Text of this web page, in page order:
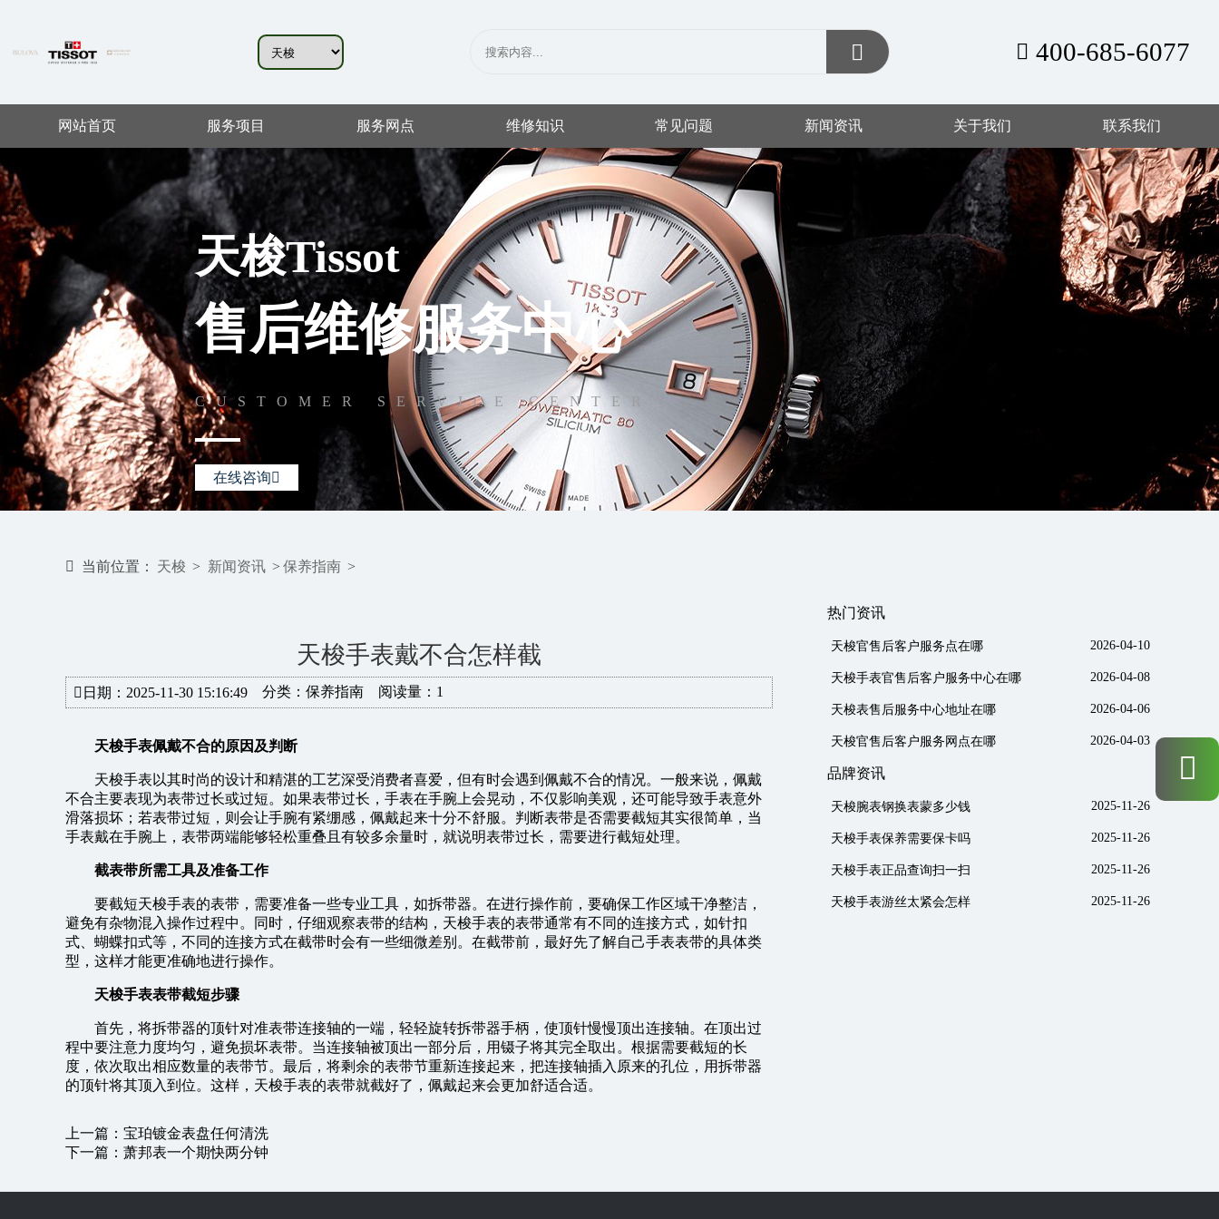
400-685-6077
网站首页 服务项目 服务网点 维修知识 常见问题 新闻资讯 关于我们 联系我们
天梭Tissot
售后维修服务中心
CUSTOMER SERVICE CENTER
在线咨询
当前位置： 天梭 > 新闻资讯 >保养指南 >
天梭手表戴不合怎样截
日期：2025-11-30 15:16:49 分类： 保养指南 阅读量：1
天梭手表佩戴不合的原因及判断
天梭手表以其时尚的设计和精湛的工艺深受消费者喜爱，但有时会遇到佩戴不合的情况。一般来说，佩戴
不合主要表现为表带过长或过短。如果表带过长，手表在手腕上会晃动，不仅影响美观，还可能导致手表意外
滑落损坏；若表带过短，则会让手腕有紧绷感，佩戴起来十分不舒服。判断表带是否需要截短其实很简单，当
手表戴在手腕上，表带两端能够轻松重叠且有较多余量时，就说明表带过长，需要进行截短处理。
截表带所需工具及准备工作
要截短天梭手表的表带，需要准备一些专业工具，如拆带器。在进行操作前，要确保工作区域干净整洁，
避免有杂物混入操作过程中。同时，仔细观察表带的结构，天梭手表的表带通常有不同的连接方式，如针扣
式、蝴蝶扣式等，不同的连接方式在截带时会有一些细微差别。在截带前，最好先了解自己手表表带的具体类
型，这样才能更准确地进行操作。
天梭手表表带截短步骤
首先，将拆带器的顶针对准表带连接轴的一端，轻轻旋转拆带器手柄，使顶针慢慢顶出连接轴。在顶出过
程中要注意力度均匀，避免损坏表带。当连接轴被顶出一部分后，用镊子将其完全取出。根据需要截短的长
度，依次取出相应数量的表带节。最后，将剩余的表带节重新连接起来，把连接轴插入原来的孔位，用拆带器
的顶针将其顶入到位。这样，天梭手表的表带就截好了，佩戴起来会更加舒适合适。
上一篇： 宝珀镀金表盘任何清洗
下一篇： 萧邦表一个期快两分钟
热门资讯
天梭官售后客户服务点在哪 2026-04-10
天梭手表官售后客户服务中心在哪 2026-04-08
天梭表售后服务中心地址在哪 2026-04-06
天梭官售后客户服务网点在哪 2026-04-03
品牌资讯
天梭腕表钢换表蒙多少钱 2025-11-26
天梭手表保养需要保卡吗 2025-11-26
天梭手表正品查询扫一扫 2025-11-26
天梭手表游丝太紧会怎样 2025-11-26